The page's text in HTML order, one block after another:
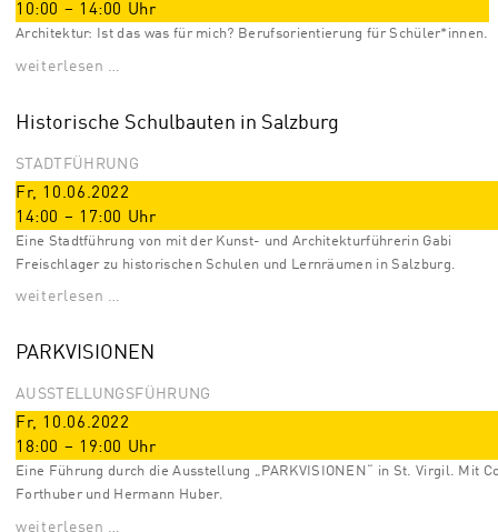
10:00 – 14:00 Uhr
Architektur: Ist das was für mich? Berufsorientierung für Schüler*innen.
weiterlesen …
Historische Schulbauten in Salzburg
STADTFÜHRUNG
Fr, 10.06.2022
14:00 – 17:00 Uhr
Eine Stadtführung von mit der Kunst- und Architekturführerin Gabi
Freischlager zu historischen Schulen und Lernräumen in Salzburg.
weiterlesen …
PARKVISIONEN
AUSSTELLUNGSFÜHRUNG
Fr, 10.06.2022
18:00 – 19:00 Uhr
Eine Führung durch die Ausstellung „PARKVISIONEN“ in St. Virgil. Mit
Forthuber und Hermann Huber.
weiterlesen …